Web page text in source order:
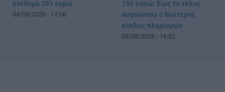
επίδομα 391 ευρώ
04/08/2026 - 17:06
150 ευρώ: Έως το τέλος
Αυγούστου ο δεύτερος
κύκλος πληρωμών
03/08/2026 - 16:02